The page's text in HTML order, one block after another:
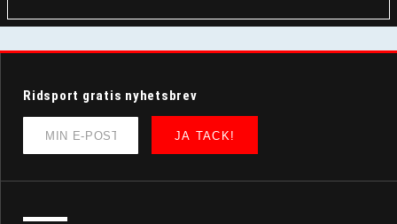
Ridsport gratis nyhetsbrev
JA TACK!